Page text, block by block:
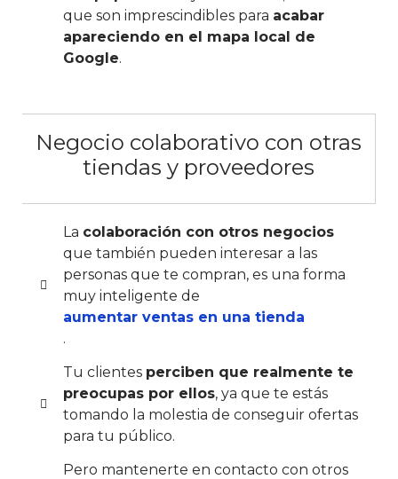
que son imprescindibles para acabar
apareciendo en el mapa local de
Google.
Negocio colaborativo con otras
tiendas y proveedores
La colaboración con otros negocios
que también pueden interesar a las
personas que te compran, es una forma
muy inteligente de
aumentar ventas en una tienda
.
Tu clientes perciben que realmente te
preocupas por ellos, ya que te estás
tomando la molestia de conseguir ofertas
para tu público.
Pero mantenerte en contacto con otros